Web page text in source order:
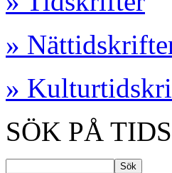
»
»
SÖK PÅ